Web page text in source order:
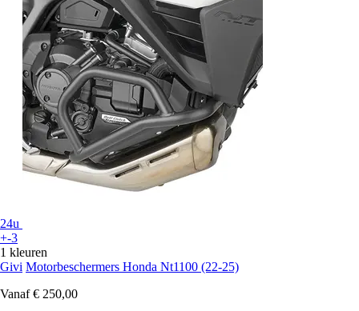
24u
+-3
1 kleuren
Givi Motorbeschermers Honda Nt1100 (22-25)
Vanaf € 250,00